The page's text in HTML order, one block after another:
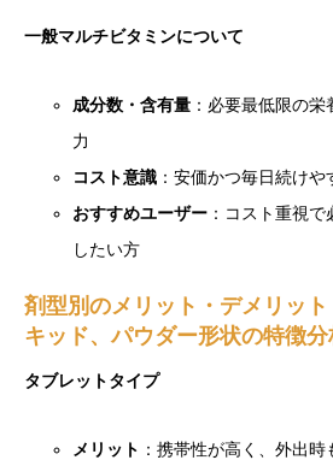
一般マルチビタミンについて
成分数・含有量 ：必要最低限の
力
コスト意識 ：安価かつ毎日続けや
おすすめユーザー ：コスト重視
したい方
剤型別のメリット・デメリッ
キッド、パウダー形状の特徴分
タブレットタイプ
メリット ：携帯性が高く、外出